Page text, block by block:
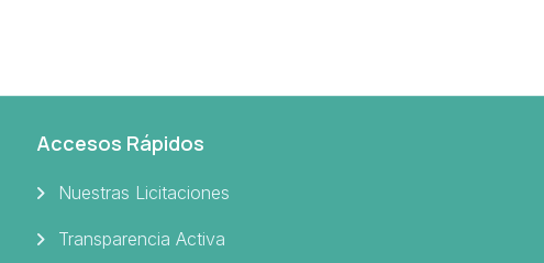
Accesos Rápidos
Nuestras Licitaciones
Transparencia Activa